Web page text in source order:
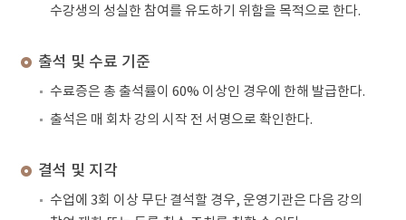
수강생의 성실한 참여를 유도하기 위함을 목적으로 한다.
출석 및 수료 기준
수료증은 총 출석률이 60% 이상인 경우에 한해 발급한다.
출석은 매 회차 강의 시작 전 서명으로 확인한다.
결석 및 지각
수업에 3회 이상 무단 결석할 경우, 운영기관은 다음 강의